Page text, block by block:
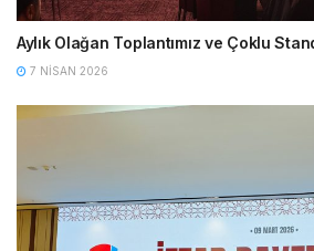
Aylık Olağan Toplantımız ve Çoklu
7 NISAN 2026